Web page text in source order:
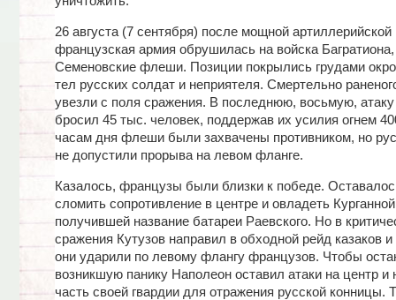
26 августа (7 сентября) после мощной артиллерийской
французская армия обрушилась на войска
Семеновские флеши. Позиции покрылись грудами
тел русских солдат и неприятеля. Смертельно
увезли с поля сражения. В последнюю, восьмую,
бросил 45 тыс. человек, поддержав их усилия огнем
часам дня флеши были захвачены противником, но
не допустили прорыва на левом фланге.
Казалось, французы были близки к победе.
сломить сопротивление в центре и овладеть
получившей название батареи Раевского. Но в
сражения Кутузов направил в обходной рейд казаков
они ударили по левому флангу французов. Чтобы
возникшую панику Наполеон оставил атаки на центр и
часть своей гвардии для отражения русской конницы.